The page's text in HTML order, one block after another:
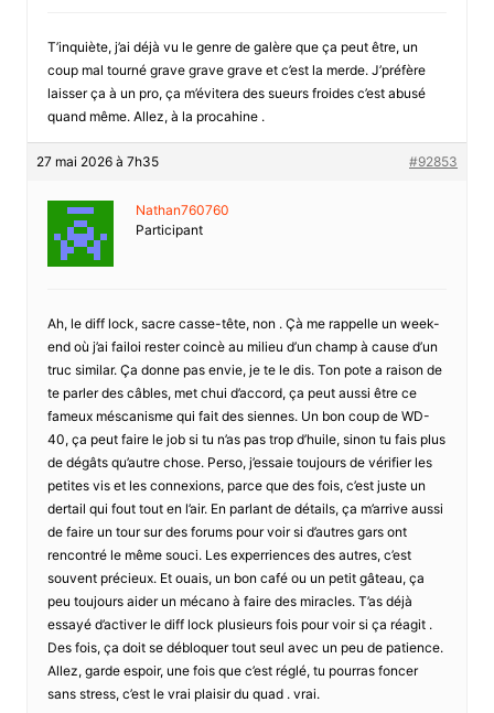
T’inquiète, j’ai déjà vu le genre de galère que ça peut être, un
coup mal tourné grave grave grave et c’est la merde. J’préfère
laisser ça à un pro, ça m’évitera des sueurs froides c’est abusé
quand même. Allez, à la procahine .
27 mai 2026 à 7h35 #92853
Nathan760760
Participant
Ah, le diff lock, sacre casse-tête, non . Çà me rappelle un week-
end où j’ai failoi rester coincè au milieu d’un champ à cause d’un
truc similar. Ça donne pas envie, je te le dis. Ton pote a raison de
te parler des câbles, met chui d’accord, ça peut aussi être ce
fameux méscanisme qui fait des siennes. Un bon coup de WD-
40, ça peut faire le job si tu n’as pas trop d’huile, sinon tu fais plus
de dégâts qu’autre chose. Perso, j’essaie toujours de vérifier les
petites vis et les connexions, parce que des fois, c’est juste un
dertail qui fout tout en l’air. En parlant de détails, ça m’arrive aussi
de faire un tour sur des forums pour voir si d’autres gars ont
rencontré le même souci. Les experriences des autres, c’est
souvent précieux. Et ouais, un bon café ou un petit gâteau, ça
peu toujours aider un mécano à faire des miracles. T’as déjà
essayé d’activer le diff lock plusieurs fois pour voir si ça réagit .
Des fois, ça doit se débloquer tout seul avec un peu de patience.
Allez, garde espoir, une fois que c’est réglé, tu pourras foncer
sans stress, c’est le vrai plaisir du quad . vrai.